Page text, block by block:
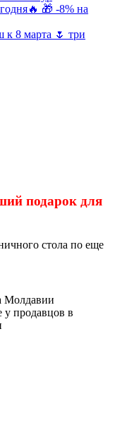
🎁 -8% на
8 марта 🌷 три
подарок для
стола по еще
Молдавии
у продавцов в